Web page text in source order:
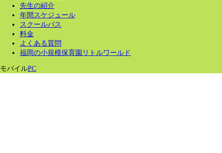
先生の紹介
年間スケジュール
スクールバス
料金
よくある質問
福岡の小規模保育園リトルワールド
モバイルPC